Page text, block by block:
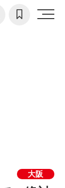
大阪